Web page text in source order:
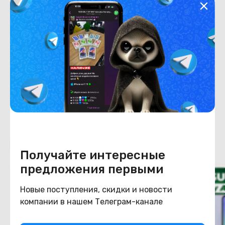
Получайте интересные
предложения первыми
Новые поступления, скидки и новости
компании в нашем Телеграм-канале
Хранение данных
Емкость накопителя 128
Конструкция
Цвет зеленый